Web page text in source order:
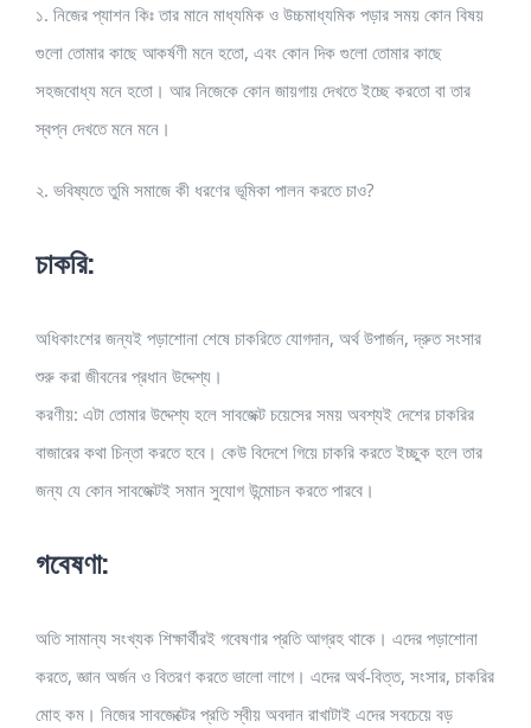
১. নিজের প্যাশন কিঃ তার মানে মাধ্যমিক ও উচ্চমাধ্যমিক পড়ার সময় কোন বিষয়
গুলো তোমার কাছে আকর্ষণী মনে হতো, এবং কোন দিক গুলো তোমার কাছে
সহজবোধ্য মনে হতো। আর নিজেকে কোন জায়গায় দেখতে ইচ্ছে করতো বা তার
স্বপ্ন দেখতে মনে মনে।
২. ভবিষ্যতে তুমি সমাজে কী ধরণের ভূমিকা পালন করতে চাও?
চাকরি:
অধিকাংশের জন্যই পড়াশোনা শেষে চাকরিতে যোগদান, অর্থ উপার্জন, দ্রুত সংসার
শুরু করা জীবনের প্রধান উদ্দেশ্য।
করণীয়: এটা তোমার উদ্দেশ্য হলে সাবজেক্ট চয়েসের সময় অবশ্যই দেশের চাকরির
বাজারের কথা চিন্তা করতে হবে। কেউ বিদেশে গিয়ে চাকরি করতে ইচ্ছুক হলে তার
জন্য যে কোন সাবজেক্টই সমান সুযোগ উন্মোচন করতে পারবে।
গবেষণা:
অতি সামান্য সংখ্যক শিক্ষার্থীরই গবেষণার প্রতি আগ্রহ থাকে। এদের পড়াশোনা
করতে, জ্ঞান অর্জন ও বিতরণ করতে ভালো লাগে। এদের অর্থ-বিত্ত, সংসার, চাকরির
মোহ কম। নিজের সাবজেক্টের প্রতি স্বীয় অবদান রাখাটাই এদের সবচেয়ে বড়